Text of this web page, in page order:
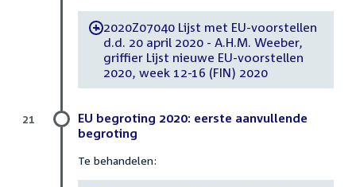
-2020Z07040 Lijst met EU-voorstellen
d.d. 20 april 2020 - A.H.M. Weeber,
griffier Lijst nieuwe EU-voorstellen
2020, week 12-16 (FIN) 2020
EU begroting 2020: eerste aanvullende
begroting
Te behandelen:
21